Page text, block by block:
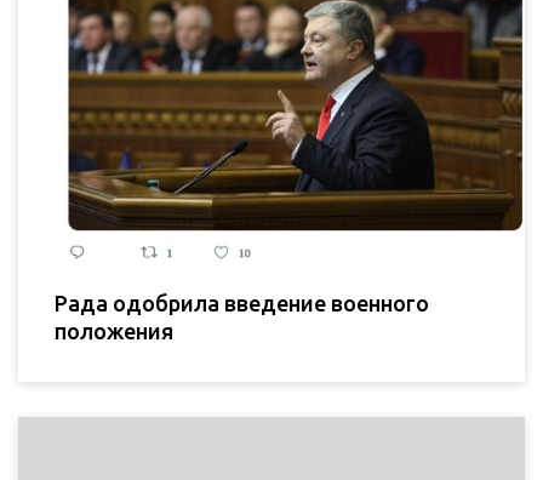
Рада одобрила введение военного
положения